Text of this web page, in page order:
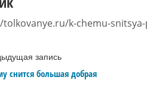
k-chemu-
запись
снится большая добрая